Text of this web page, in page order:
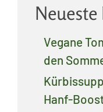
Neueste
Vegane
den
Hanf-